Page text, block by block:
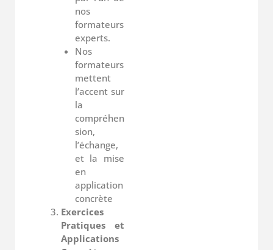
nos
formateurs
experts.
Nos
formateurs
mettent
l’accent sur
la
compréhen
sion,
l’échange,
et la mise
en
application
concrète
Exercices
Pratiques et
Applications